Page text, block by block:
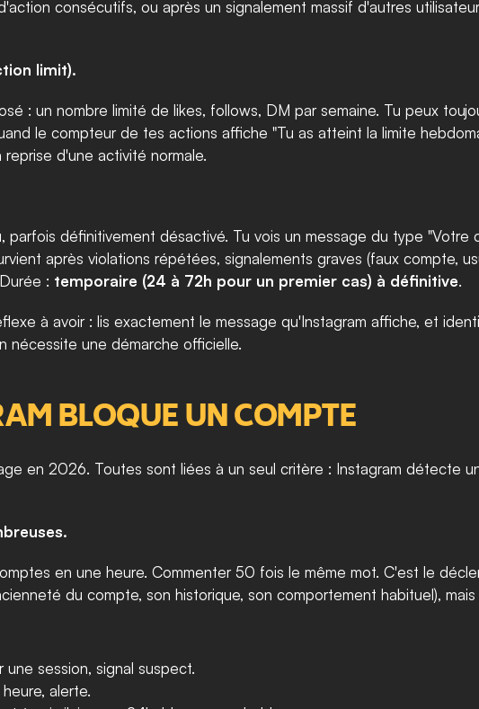
consécutifs, ou après un signalement massif d'autres
limit).
: un nombre limité de likes, follows, DM par semaine. Tu peux
reprise d'une activité normale.
parfois définitivement désactivé. Tu vois un message du type
après violations répétées, signalements graves (faux compte,
: temporaire (24 à 72h pour un premier cas) à définitive.
à avoir : lis exactement le message qu'Instagram affiche, et
nécessite une démarche officielle.
BLOQUE UN COMPTE
en 2026. Toutes sont liées à un seul critère : Instagram détecte
en une heure. Commenter 50 fois le même mot. C'est le
du compte, son historique, son comportement habituel),
session, signal suspect.
alerte.